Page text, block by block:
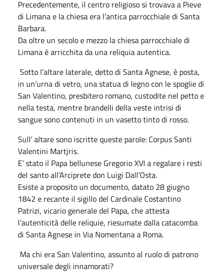
Precedentemente, il centro religioso si trovava a Pieve
di Limana e la chiesa era l’antica parrocchiale di Santa
Barbara.
Da oltre un secolo e mezzo la chiesa parrocchiale di
Limana è arricchita da una reliquia autentica.
Sotto l’altare laterale, detto di Santa Agnese, è posta,
in un’urna di vetro, una statua di legno con le spoglie di
San Valentino, presbitero romano, custodite nel petto e
nella testa, mentre brandelli della veste intrisi di
sangue sono contenuti in un vasetto tinto di rosso.
Sull’ altare sono iscritte queste parole: Corpus Santi
Valentini Martjris.
E’ stato il Papa bellunese Gregorio XVI a regalare i resti
del santo all’Arciprete don Luigi Dall’Osta.
Esiste a proposito un documento, datato 28 giugno
1842 e recante il sigillo del Cardinale Costantino
Patrizi, vicario generale del Papa, che attesta
l’autenticità delle reliquie, riesumate dalla catacomba
di Santa Agnese in Via Nomentana a Roma.
Ma chi era San Valentino, assunto al ruolo di patrono
universale degli innamorati?